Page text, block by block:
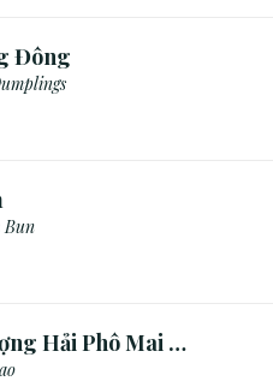
Đông
Bun
Hải Phô Mai (3